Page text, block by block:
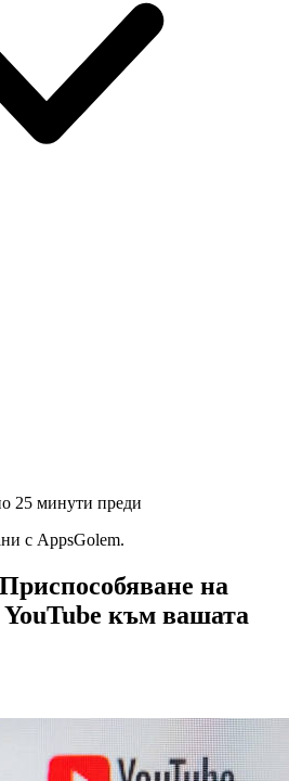
25 минути преди
с AppsGolem.
Приспособяване на
към вашата